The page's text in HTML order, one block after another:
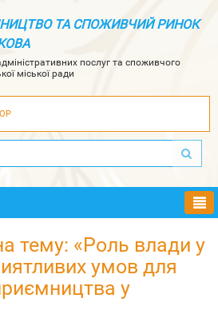
ТА СПОЖИВЧИЙ РИНОК
послуг та споживчого
міської ради
тему: «Роль влади у
умов для
у